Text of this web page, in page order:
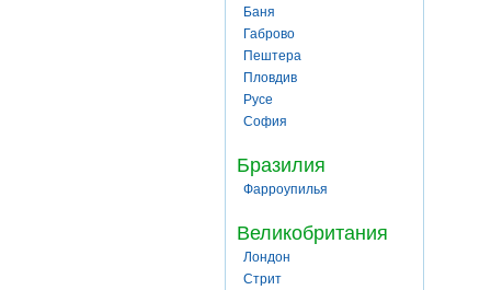
Баня
Габрово
Пештера
Пловдив
Русе
София
Бразилия
Фарроупилья
Великобритания
Лондон
Стрит